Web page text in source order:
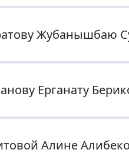
Жубанышбаю
Ерганату
Алине